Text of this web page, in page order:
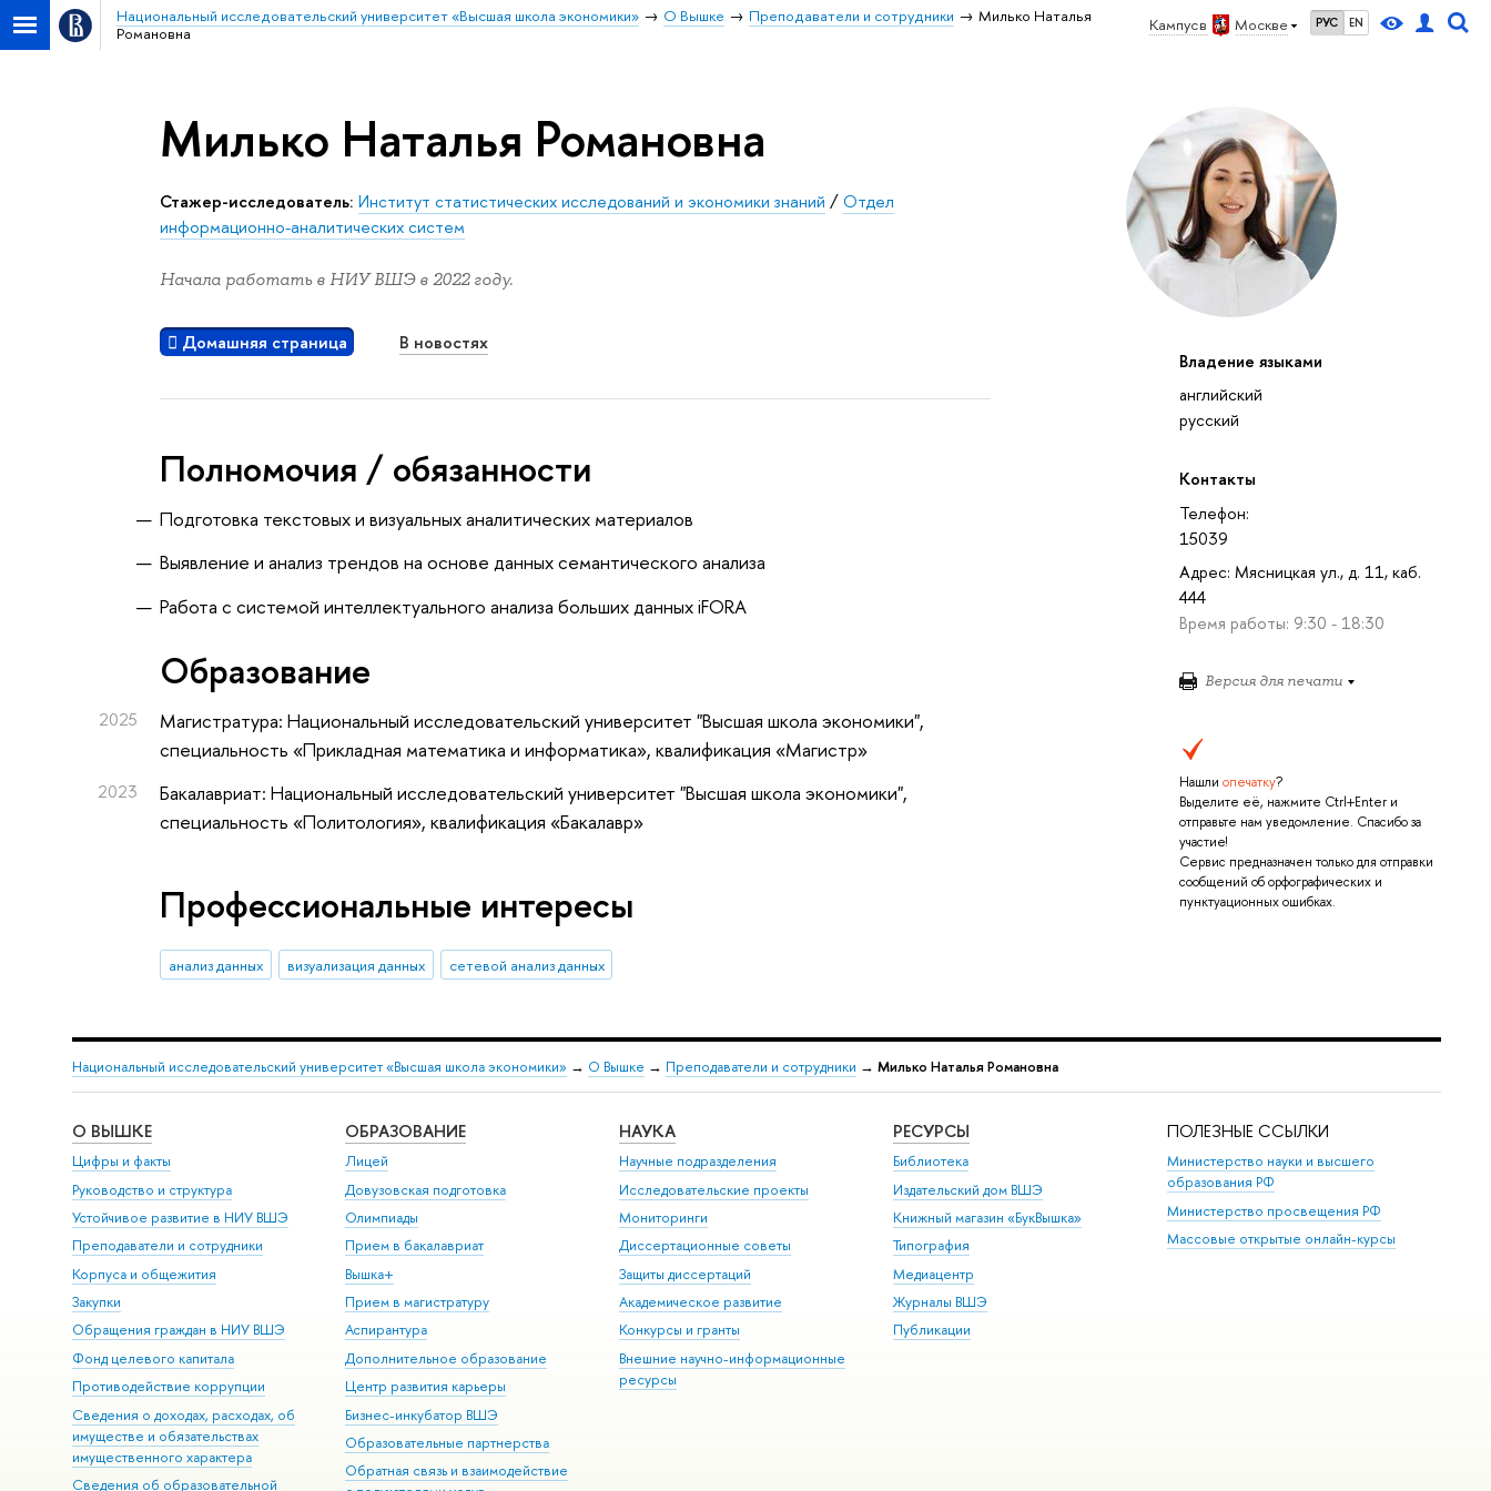
Кампус в Москве РУС EN
Национальный исследовательский университет «Высшая школа экономики» О Вышке Преподаватели и сотрудники
Милько Наталья
Романовна
Владение языками
английский
русский
Контакты
Телефон:
15039
Адрес: Мясницкая ул., д. 11, каб.
444
Время работы: 9:30 - 18:30
Версия для печати
Нашли опечатку?
Выделите её, нажмите Ctrl+Enter и
отправьте нам уведомление. Спасибо за
участие!
Сервис предназначен только для отправки
сообщений об орфографических и
пунктуационных ошибках.
Милько Наталья Романовна
Стажер-исследователь: Институт статистических исследований и экономики знаний /Отдел
информационно-аналитических систем
Начала работать в НИУ ВШЭ в 2022 году.
Домашняя страница В новостях
Полномочия / обязанности
Подготовка текстовых и визуальных аналитических материалов
Выявление и анализ трендов на основе данных семантического анализа
Работа с системой интеллектуального анализа больших данных iFORA
Oбразование
2025
Магистратура: Национальный исследовательский университет "Высшая школа экономики",
специальность «Прикладная математика и информатика», квалификация «Магистр»
2023
Бакалавриат: Национальный исследовательский университет "Высшая школа экономики",
специальность «Политология», квалификация «Бакалавр»
Профессиональные интересы
анализ данных визуализация данных сетевой анализ данных
Национальный исследовательский университет «Высшая школа экономики» → О Вышке → Преподаватели и сотрудники → Милько Наталья Романовна
О ВЫШКЕ
Цифры и факты
Руководство и структура
Устойчивое развитие в НИУ ВШЭ
Преподаватели и сотрудники
Корпуса и общежития
Закупки
Обращения граждан в НИУ ВШЭ
Фонд целевого капитала
Противодействие коррупции
Сведения о доходах, расходах, об
имуществе и обязательствах
имущественного характера
Сведения об образовательной
ОБРАЗОВАНИЕ
Лицей
Довузовская подготовка
Олимпиады
Прием в бакалавриат
Вышка+
Прием в магистратуру
Аспирантура
Дополнительное образование
Центр развития карьеры
Бизнес-инкубатор ВШЭ
Образовательные партнерства
Обратная связь и взаимодействие
НАУКА
Научные подразделения
Исследовательские проекты
Мониторинги
Диссертационные советы
Защиты диссертаций
Академическое развитие
Конкурсы и гранты
Внешние научно-информационные
ресурсы
РЕСУРСЫ
Библиотека
Издательский дом ВШЭ
Книжный магазин «БукВышка»
Типография
Медиацентр
Журналы ВШЭ
Публикации
ПОЛЕЗНЫЕ ССЫЛКИ
Министерство науки и высшего
образования РФ
Министерство просвещения РФ
Массовые открытые онлайн-курсы